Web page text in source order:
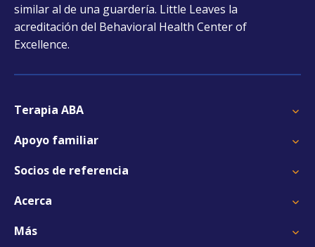
similar al de una guardería. Little Leaves la
acreditación del Behavioral Health Center of
Excellence.
Terapia ABA
Apoyo familiar
Socios de referencia
Acerca
Más